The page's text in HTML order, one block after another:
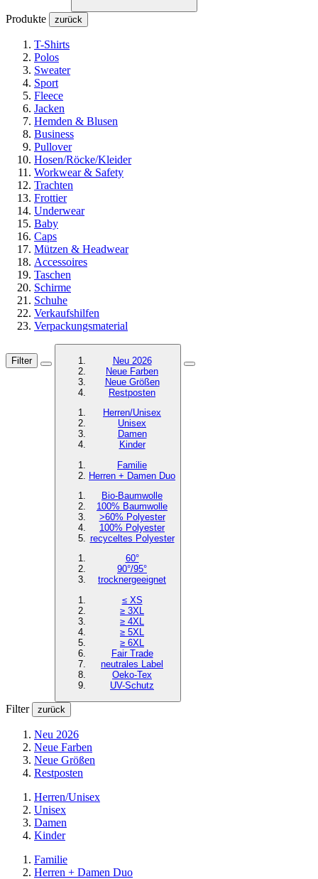
Produkte zurück
T-Shirts
Polos
Sweater
Sport
Fleece
Jacken
Hemden & Blusen
Business
Pullover
Hosen/Röcke/Kleider
Workwear & Safety
Trachten
Frottier
Underwear
Baby
Caps
Mützen & Headwear
Accessoires
Taschen
Schirme
Schuhe
Verkaufshilfen
Verpackungsmaterial
Filter
Neu 2026
Neue Farben
Neue Größen
Restposten
Herren/Unisex
Unisex
Damen
Kinder
Familie
Herren + Damen Duo
Bio-Baumwolle
100% Baumwolle
>60% Polyester
100% Polyester
recyceltes Polyester
60°
90°/95°
trocknergeeignet
≤ XS
≥ 3XL
≥ 4XL
≥ 5XL
≥ 6XL
Fair Trade
neutrales Label
Oeko-Tex
UV-Schutz
Filter zurück
Neu 2026
Neue Farben
Neue Größen
Restposten
Herren/Unisex
Unisex
Damen
Kinder
Familie
Herren + Damen Duo